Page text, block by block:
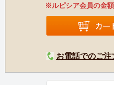
※ルピシア会員の金
お電話でのご